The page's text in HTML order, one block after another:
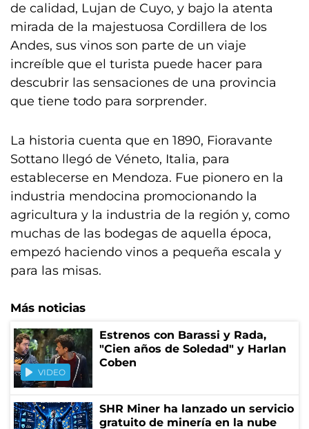
de calidad, Lujan de Cuyo, y bajo la atenta
mirada de la majestuosa Cordillera de los
Andes, sus vinos son parte de un viaje
increíble que el turista puede hacer para
descubrir las sensaciones de una provincia
que tiene todo para sorprender.
La historia cuenta que en 1890, Fioravante
Sottano llegó de Véneto, Italia, para
establecerse en Mendoza. Fue pionero en la
industria mendocina promocionando la
agricultura y la industria de la región y, como
muchas de las bodegas de aquella época,
empezó haciendo vinos a pequeña escala y
para las misas.
Más noticias
VIDEO
Estrenos con Barassi y Rada,
"Cien años de Soledad" y Harlan
Coben
SHR Miner ha lanzado un servicio
gratuito de minería en la nube